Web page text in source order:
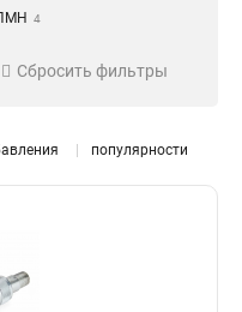
4
Сбросить фильтры
популярности